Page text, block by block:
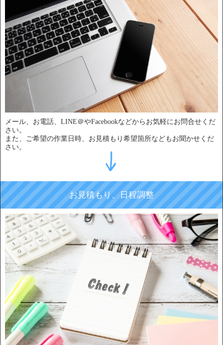
メール、お電話、LINE＠やFacebookなどからお気軽にお問合せくだ
さい。
また、ご希望の作業日時、お見積もり希望箇所などもお聞かせくだ
さい。
お見積もり、日程調整